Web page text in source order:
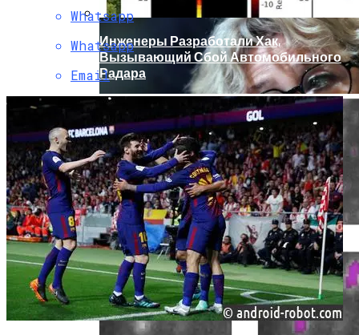
Марина Неёлова Госпитализирована,
Какая Причина Произошедшего
Инженеры Разработали Хак,
Вызывающий Сбой Автомобильного
Радара
Whatsapp
Whatsapp
Email